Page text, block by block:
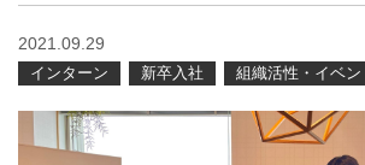
2021.09.29
インターン 新卒入社 組織活性・イベン